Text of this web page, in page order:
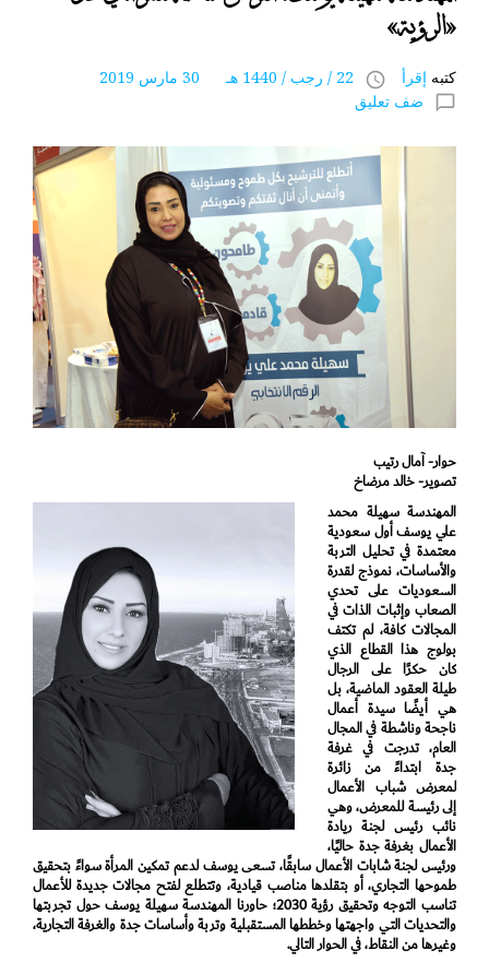
«الرؤية»
كتبه إقرأ access_time 22 / رجب / 1440 هـ 30 مارس 2019
chat_bubble_outline ضف تعليق
حوار- آمال رتيب
تصوير- خالد مرضاخ
المهندسة سهيلة محمد
علي يوسف أول سعودية
معتمدة في تحليل التربة
والأساسات، نموذج لقدرة
السعوديات على تحدي
الصعاب وإثبات الذات في
المجالات كافة، لم تكتف
بولوج هذا القطاع الذي
كان حكرًا على الرجال
طيلة العقود الماضية، بل
هي أيضًا سيدة أعمال
ناجحة وناشطة في المجال
العام، تدرجت في غرفة
جدة ابتداءً من زائرة
لمعرض شباب الأعمال
إلى رئيسة للمعرض، وهي
نائب رئيس لجنة ريادة
الأعمال بغرفة جدة حاليًا،
ورئيس لجنة شابات الأعمال سابقًا، تسعى يوسف لدعم تمكين المرأة سواءً بتحقيق
طموحها التجاري، أو بتقلدها مناصب قيادية، وتتطلع لفتح مجالات جديدة للأعمال
تناسب التوجه وتحقيق رؤية 2030؛ حاورنا المهندسة سهيلة يوسف حول تجربتها
والتحديات التي واجهتها وخططها المستقبلية وتربة وأساسات جدة والغرفة التجارية،
وغيرها من النقاط، في الحوار التالي.